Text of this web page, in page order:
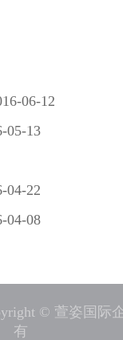
06-12
05-13
04-22
04-08
© 萱姿国际
有